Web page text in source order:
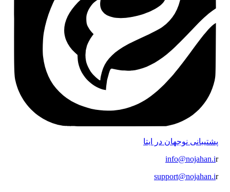
پشتیبانی نوجهان در ایتا
info@nojahan.ir
support@nojahan.ir